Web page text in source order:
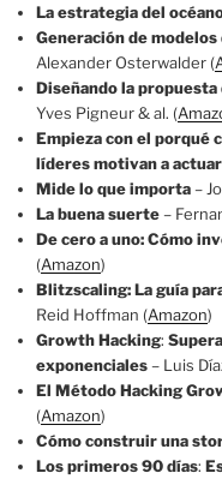
La estrategia del
Generación de modelos
Alexander Osterwalder (
Diseñando la propuesta
Yves Pigneur & al. (
Empieza con el porqué
líderes motivan a actuar
Mide lo que importa–
La buena suerte–
De cero a uno: Cómo
(Amazon)
Blitzscaling: La guía
Reid Hoffman (Amazon)
Growth Hacking:
exponenciales– Luis
El Método Hacking
(Amazon)
Cómo construir una
Los primeros 90 días: